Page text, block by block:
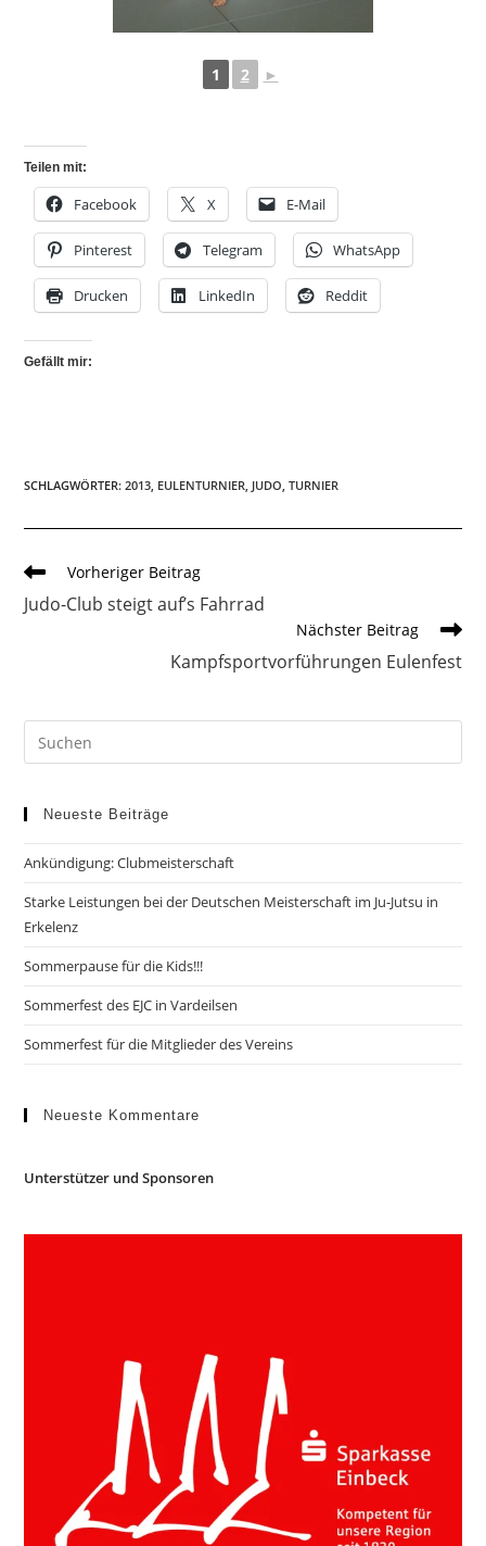
1 2 ►
Teilen mit:
Facebook X E-Mail
Pinterest Telegram WhatsApp
Drucken LinkedIn Reddit
Gefällt mir:
SCHLAGWÖRTER:2013, EULENTURNIER, JUDO, TURNIER
Weitere
ansehen
Vorheriger Beitrag
Judo-Club steigt auf’s Fahrrad
Nächster Beitrag
Kampfsportvorführungen Eulenfest
Neueste Beiträge
Ankündigung: Clubmeisterschaft
Starke Leistungen bei der Deutschen Meisterschaft im Ju-Jutsu in
Erkelenz
Sommerpause für die Kids!!!
Sommerfest des EJC in Vardeilsen
Sommerfest für die Mitglieder des Vereins
Neueste Kommentare
Unterstützer und Sponsoren